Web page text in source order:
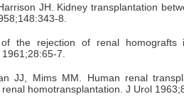
JH. Kidney transplantation
8.
the rejection of renal
7.
JJ, Mims MM. Human renal
homotransplantation. J Urol